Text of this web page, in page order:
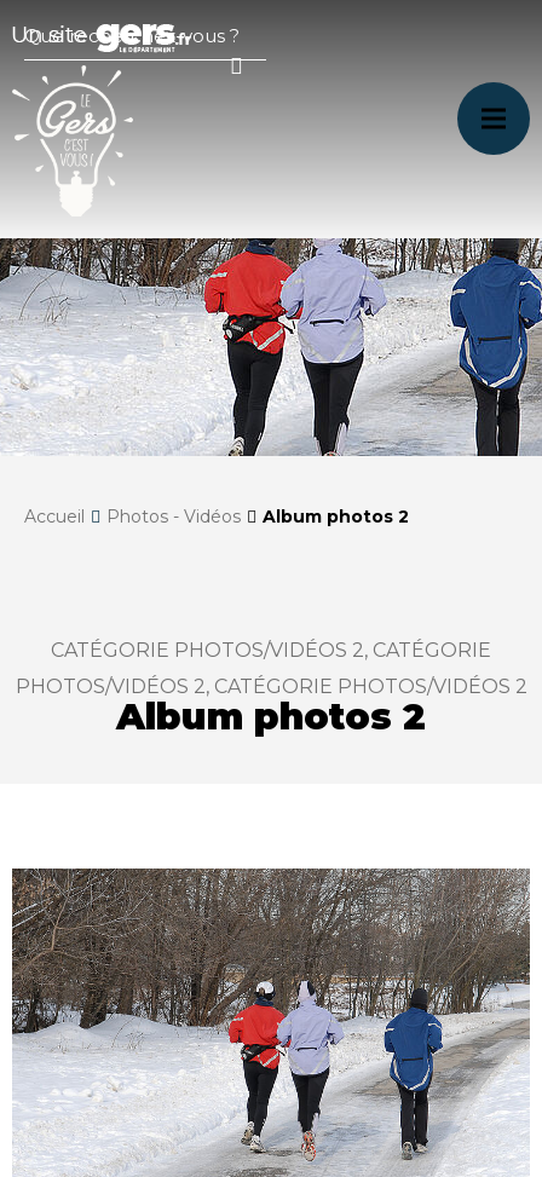
Accueil Photos - Vidéos Album photos 2
CATÉGORIE PHOTOS/VIDÉOS 2, CATÉGORIE
PHOTOS/VIDÉOS 2, CATÉGORIE PHOTOS/VIDÉOS 2
Album photos 2